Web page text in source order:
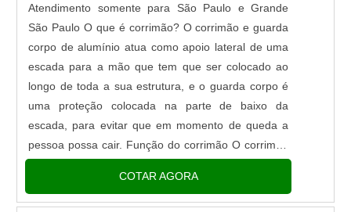
Atendimento somente para São Paulo e Grande
São Paulo O que é corrimão? O corrimão e guarda
corpo de alumínio atua como apoio lateral de uma
escada para a mão que tem que ser colocado ao
longo de toda a sua estrutura, e o guarda corpo é
uma proteção colocada na parte de baixo da
escada, para evitar que em momento de queda a
pessoa possa cair. Função do corrimão O corrimão
sacada, para que os usu....
COTAR AGORA